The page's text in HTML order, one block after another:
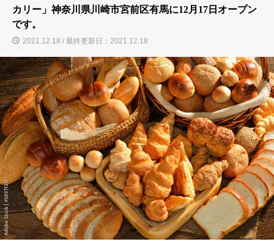
カリー」神奈川県川崎市宮前区有馬に12月17日オープン
です。
2021.12.18 / 最終更新日：2021.12.18